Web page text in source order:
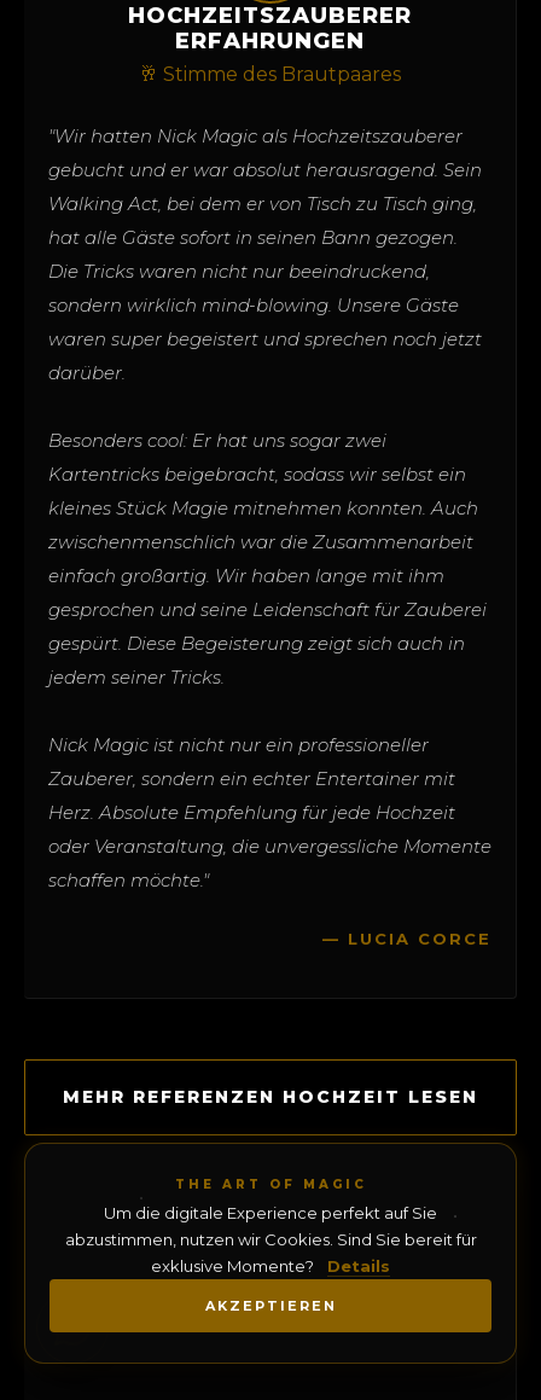
HOCHZEITSZAUBERER
ERFAHRUNGEN
🥂 Stimme des Brautpaares
"Wir hatten Nick Magic als Hochzeitszauberer
gebucht und er war absolut herausragend. Sein
Walking Act, bei dem er von Tisch zu Tisch ging,
hat alle Gäste sofort in seinen Bann gezogen.
Die Tricks waren nicht nur beeindruckend,
sondern wirklich mind-blowing. Unsere Gäste
waren super begeistert und sprechen noch jetzt
darüber.
Besonders cool: Er hat uns sogar zwei
Kartentricks beigebracht, sodass wir selbst ein
kleines Stück Magie mitnehmen konnten. Auch
zwischenmenschlich war die Zusammenarbeit
einfach großartig. Wir haben lange mit ihm
gesprochen und seine Leidenschaft für Zauberei
gespürt. Diese Begeisterung zeigt sich auch in
jedem seiner Tricks.
Nick Magic ist nicht nur ein professioneller
Zauberer, sondern ein echter Entertainer mit
Herz. Absolute Empfehlung für jede Hochzeit
oder Veranstaltung, die unvergessliche Momente
schaffen möchte."
— LUCIA CORCE
MEHR REFERENZEN HOCHZEIT LESEN
THE ART OF MAGIC
Um die digitale Experience perfekt auf Sie
abzustimmen, nutzen wir Cookies. Sind Sie bereit für
exklusive Momente?
Details
AKZEPTIEREN